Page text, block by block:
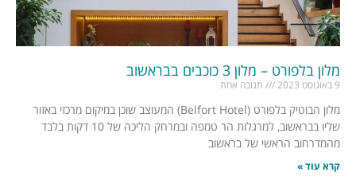
מלון בלפורט – מלון 3 כוכבים בבראשוב
9 באוגוסט 2023 תגובה אחת
מלון הבוטיק בלפורט (Belfort Hotel) המעוצב שוכן במיקום מרכזי באזור
שליו בבראשוב, למרגלות הר טמפה ובמרחק הליכה של 10 דקות בלבד
מהמדרחוב הראשי של בראשוב
קרא עוד »